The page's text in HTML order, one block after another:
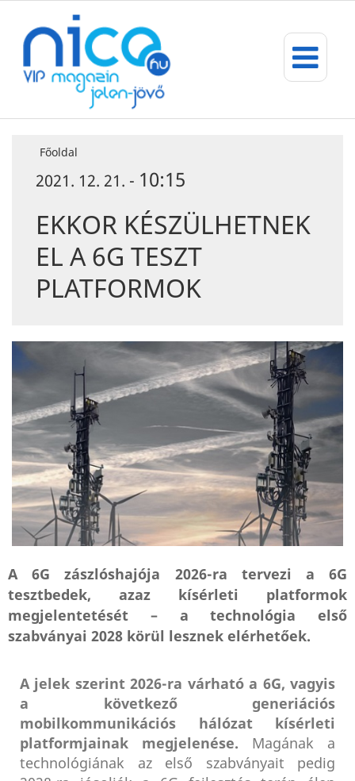
Főoldal
2021. 12. 21. - 10:15
EKKOR KÉSZÜLHETNEK
EL A 6G TESZT
PLATFORMOK
A 6G zászlóshajója 2026-ra tervezi a 6G
tesztbedek, azaz kísérleti platformok
megjelentetését – a technológia első
szabványai 2028 körül lesznek elérhetőek.
A jelek szerint 2026-ra várható a 6G, vagyis
a következő generiációs
mobilkommunikációs hálózat kísérleti
platformjainak megjelenése. Magának a
technológiának az első szabványait pedig